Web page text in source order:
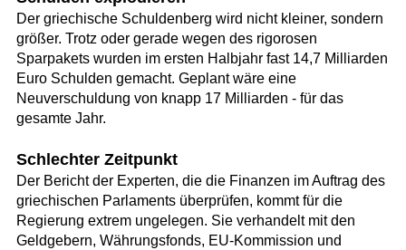
Der griechische Schuldenberg wird nicht kleiner, sondern
größer. Trotz oder gerade wegen des rigorosen
Sparpakets wurden im ersten Halbjahr fast 14,7 Milliarden
Euro Schulden gemacht. Geplant wäre eine
Neuverschuldung von knapp 17 Milliarden - für das
gesamte Jahr.
Schlechter Zeitpunkt
Der Bericht der Experten, die die Finanzen im Auftrag des
griechischen Parlaments überprüfen, kommt für die
Regierung extrem ungelegen. Sie verhandelt mit den
Geldgebern, Währungsfonds, EU-Kommission und